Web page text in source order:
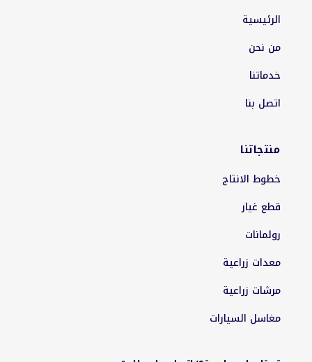
الرئيسية
من نحن
خدماتنا
اتصل بنا
منتجاتنا
خطوط الانتاج
قطع غيار
رولمانات
معدات زراعية
مرشات زراعية
مغاسل السيارات